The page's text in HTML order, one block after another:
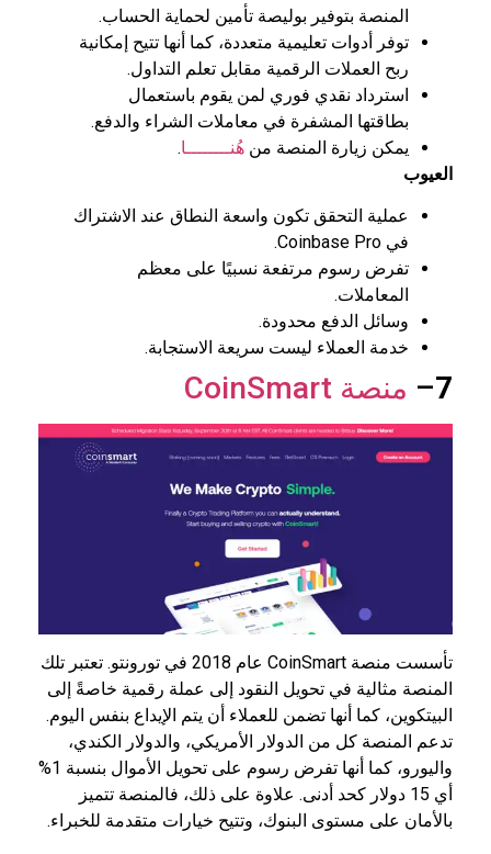
المنصة بتوفير بوليصة تأمين لحماية الحساب.
توفر أدوات تعليمية متعددة، كما أنها تتيح إمكانية
ربح العملات الرقمية مقابل تعلم التداول.
استرداد نقدي فوري لمن يقوم باستعمال
بطاقتها المشفرة في معاملات الشراء والدفع.
يمكن زيارة المنصة من هُنــــــــا.
العيوب
عملية التحقق تكون واسعة النطاق عند الاشتراك
في Coinbase Pro.
تفرض رسوم مرتفعة نسبيًا على معظم
المعاملات.
وسائل الدفع محدودة.
خدمة العملاء ليست سريعة الاستجابة.
7
– منصة CoinSmart
تأسست منصة CoinSmart عام 2018 في تورونتو. تعتبر تلك
المنصة مثالية في تحويل النقود إلى عملة رقمية خاصةً إلى
البيتكوين، كما أنها تضمن للعملاء أن يتم الإيداع بنفس اليوم.
تدعم المنصة كل من الدولار الأمريكي، والدولار الكندي،
واليورو، كما أنها تفرض رسوم على تحويل الأموال بنسبة 1%
أي 15 دولار كحد أدنى. علاوة على ذلك، فالمنصة تتميز
بالأمان على مستوى البنوك، وتتيح خيارات متقدمة للخبراء.